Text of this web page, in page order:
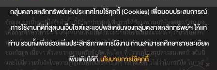
ข้อมูลและเนื้อหาที่ได้จัดทำขึ้นนี้มีวัตถุประสงค์เพื่อการให้ข้อมูลของบริษัทจดทะเบียนและ
เพื่อการศึกษาเท่านั้น มิได้มุ่งหมายเพื่อให้คำแนะนำหรือข้อเสนอแนะใด ๆ เกี่ยวกับหลัก
ทรัพย์ โดยตลาดหลักทรัพย์แห่งประเทศไทยมิได้รับรองความถูกต้องเหมาะสมและครบถ้วน
ของข้อมูล เนื้อหา ตัวเลข รายงานหรือข้อคิดเห็นใดๆ ที่ปรากฎในสรุปสารสนเทศข้างต้นนี้
และไม่มีความรับผิดในความสูญเสียหรือเสียหายใดๆ ที่อาจเกิดขึ้นไม่ว่าในกรณีใด ในกรณีที่
กลุ่มตลาดหลักทรัพย์แห่งประเทศไทยใช้คุกกี้ (Cookies) เพื่อมอบประสบการณ์
การใช้งานที่ดีที่สุดบนเว็บไซต์และแอปพลิเคชันของกลุ่มตลาดหลักทรัพย์ฯ ให้แก่
ท่าน รวมทั้งเพื่อช่วยเพิ่มประสิทธิภาพการใช้งาน ท่านสามารถศึกษารายละเอียด
เพิ่มเติมได้ที่นโยบายการใช้คุกกี้